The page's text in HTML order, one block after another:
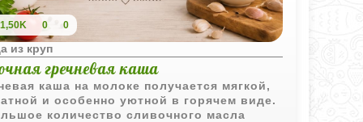
1,50K 0 0
из круп
гречневая каша
каша на молоке получается мягкой,
и особенно уютной в горячем виде.
количество сливочного масла